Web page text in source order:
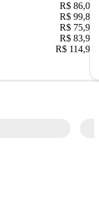
R$ 86,00
R$ 99,89
R$ 75,90
R$ 83,90
R$ 114,90